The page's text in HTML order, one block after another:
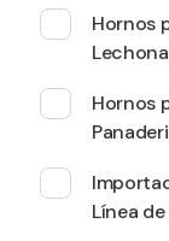
Hornos
Lechona
Hornos
Línea